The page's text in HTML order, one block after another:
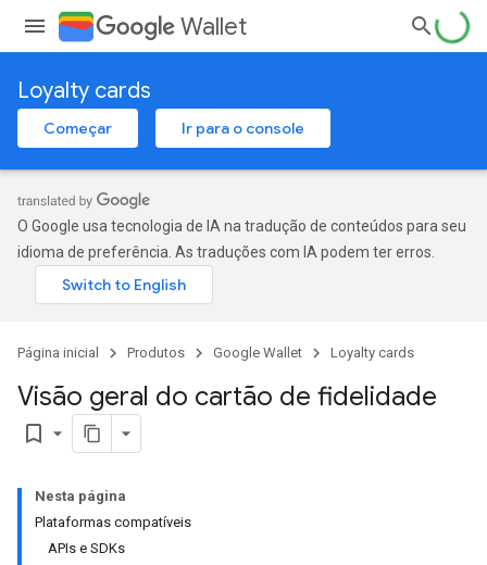
Wallet
Loyalty cards
Começar Ir para o console
O Google usa tecnologia de IA na tradução de conteúdos para seu
idioma de preferência. As traduções com IA podem ter erros.
Página inicial Produtos Google Wallet Loyalty cards
Visão geral do cartão de fidelidade
bookmark_border
Nesta página
Plataformas compatíveis
APIs e SDKs